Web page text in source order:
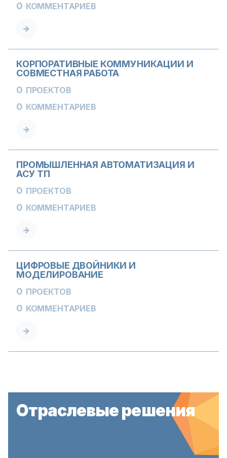
0 КОММЕНТАРИЕВ
КОРПОРАТИВНЫЕ КОММУНИКАЦИИ И
СОВМЕСТНАЯ РАБОТА
0 ПРОЕКТОВ
0 КОММЕНТАРИЕВ
ПРОМЫШЛЕННАЯ АВТОМАТИЗАЦИЯ И
АСУ ТП
0 ПРОЕКТОВ
0 КОММЕНТАРИЕВ
ЦИФРОВЫЕ ДВОЙНИКИ И
МОДЕЛИРОВАНИЕ
0 ПРОЕКТОВ
0 КОММЕНТАРИЕВ
Отраслевые решения